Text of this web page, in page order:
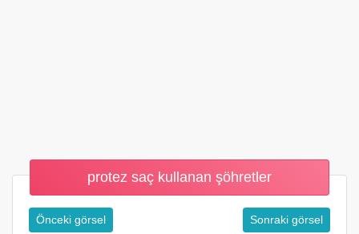
protez saç kullanan şöhretler
Önceki görsel Sonraki görsel